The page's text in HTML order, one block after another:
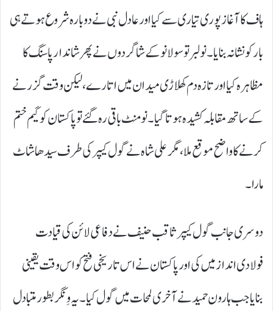
ہاف کا آغاز پوری تیاری سے کیا اور عادل نبی نے دوبارہ شروع ہوتے ہی
بار کو نشانہ بنایا۔ نولبرتو سولانو کے شاگردوں نے پھر شاندار پاسنگ کا
مظاہرہ کیا اور تازہ دم کھلاڑی میدان میں اتارے، لیکن وقت گزرنے
کے ساتھ مقابلہ کشیدہ ہوتا گیا۔ نو منٹ باقی رہ گئے تو پاکستان کو گیم ختم
کرنے کا واضح موقع ملا، مگر علی شاہ نے گول کیپر کی طرف سیدھا شاٹ
مارا۔
دوسری جانب گول کیپر ثاقب حنیف نے دفاعی لائن کی قیادت
فولادی انداز میں کی اور پاکستان نے اس تاریخی فتح کو اس وقت یقینی
بنایا جب ہارون حمید نے آخری لمحات میں گول کیا۔ یہ وِنگر بطور متبادل